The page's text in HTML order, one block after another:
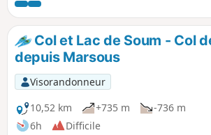
Col et Lac de Soum - Col
depuis Marsous
Visorandonneur
10,52 km
+735 m
-736 m
6h
Difficile